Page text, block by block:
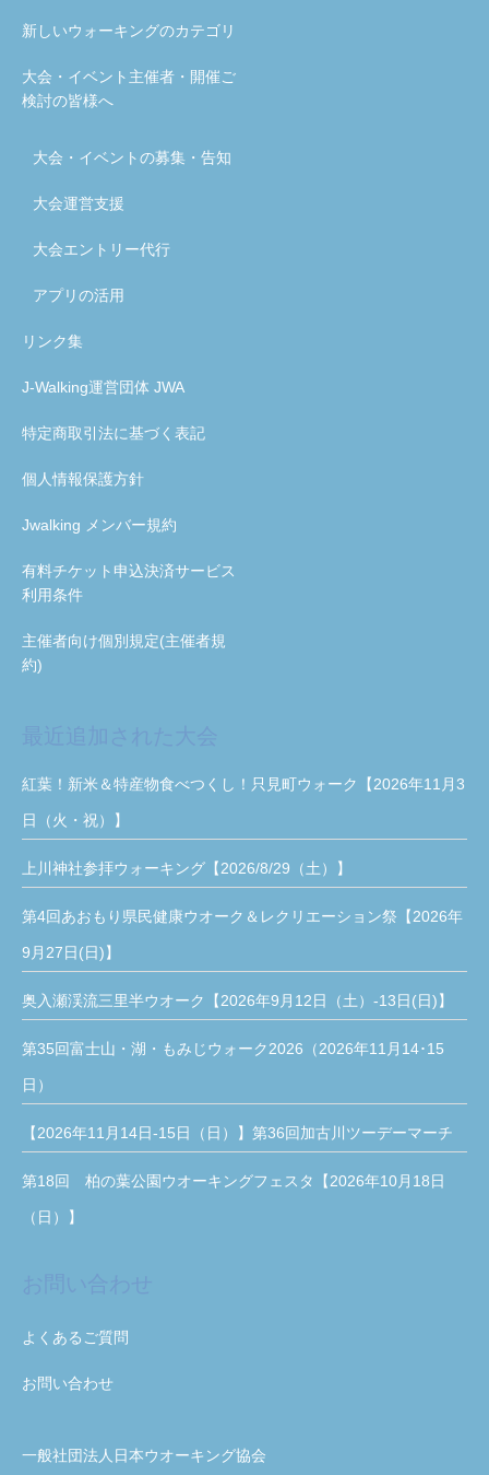
新しいウォーキングのカテゴリ
大会・イベント主催者・開催ご
検討の皆様へ
大会・イベントの募集・告知
大会運営支援
大会エントリー代行
アプリの活用
リンク集
J-Walking運営団体 JWA
特定商取引法に基づく表記
個人情報保護方針
Jwalking メンバー規約
有料チケット申込決済サービス
利用条件
主催者向け個別規定(主催者規
約)
紅葉！新米＆特産物食べつくし！只見町ウォーク【2026年11月3
日（火・祝）】
上川神社参拝ウォーキング【2026/8/29（土）】
第4回あおもり県民健康ウオーク＆レクリエーション祭【2026年
9月27日(日)】
奥入瀬渓流三里半ウオーク【2026年9月12日（土）-13日(日)】
第35回富士山・湖・もみじウォーク2026（2026年11月14･15
日）
【2026年11月14日-15日（日）】第36回加古川ツーデーマーチ
第18回 柏の葉公園ウオーキングフェスタ【2026年10月18日
（日）】
よくあるご質問
お問い合わせ
一般社団法人日本ウオーキング協会